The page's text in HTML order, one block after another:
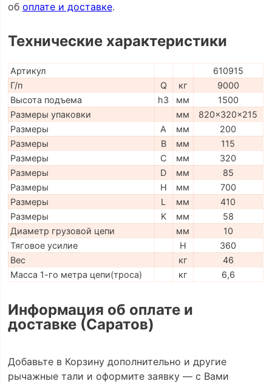
об оплате и доставке.
Технические характеристики
Артикул
610915
Г/п
Q кг
9000
Высота подъема
h3 мм
1500
Размеры упаковки
мм
820x320x215
Размеры
A мм
200
Размеры
B мм
115
Размеры
C мм
320
Размеры
D мм
85
Размеры
H мм
700
Размеры
L мм
410
Размеры
K мм
58
Диаметр грузовой цепи
мм
10
Тяговое усилие
H
360
Вес
кг
46
Масса 1-го метра цепи(троса)
кг 6,6
Информация об оплате и
доставке (Саратов)
Добавьте в Корзину дополнительно и другие
рычажные тали и оформите заявку — с Вами